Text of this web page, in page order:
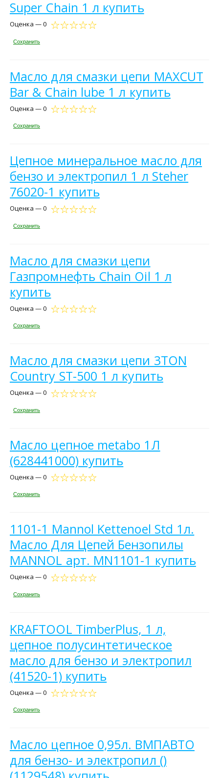
Super Chain 1 л купить
Оценка — 0
Сохранить
Масло для смазки цепи MAXCUT
Bar & Chain lube 1 л купить
Оценка — 0
Сохранить
Цепное минеральное масло для
бензо и электропил 1 л Steher
76020-1 купить
Оценка — 0
Сохранить
Масло для смазки цепи
Газпромнефть Chain Oil 1 л
купить
Оценка — 0
Сохранить
Масло для смазки цепи 3TON
Country ST-500 1 л купить
Оценка — 0
Сохранить
Масло цепное metabo 1Л
(628441000) купить
Оценка — 0
Сохранить
1101-1 Mannol Kettenoel Std 1л.
Масло Для Цепей Бензопилы
MANNOL арт. MN1101-1 купить
Оценка — 0
Сохранить
KRAFTOOL TimberPlus, 1 л,
цепное полусинтетическое
масло для бензо и электропил
(41520-1) купить
Оценка — 0
Сохранить
Масло цепное 0,95л. ВМПАВТО
для бензо- и электропил ()